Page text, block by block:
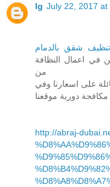
lg July 22, 2017 at
شقق بالدمام
في اعمال النظافة
من
على اسعارنا وفي
http://abraj-